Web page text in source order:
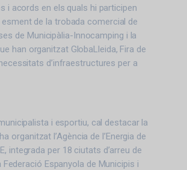
i acords en els quals hi participen
de la trobada comercial de
de Municipàlia-Innocamping i la
han organitzat GlobaLleida, Fira de
d’infraestructures per a
i esportiu, cal destacar la
organitzat l’Agència de l’Energia de
integrada per 18 ciutats d’arreu de
Espanyola de Municipis i